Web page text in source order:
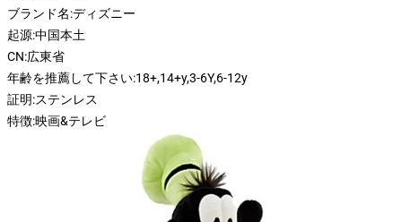
ブランド名:ディズニー
起源:中国本土
CN:広東省
年齢を推薦して下さい:18+,14+y,3-6Y,6-12y
証明:ステンレス
特徴:映画&テレビ